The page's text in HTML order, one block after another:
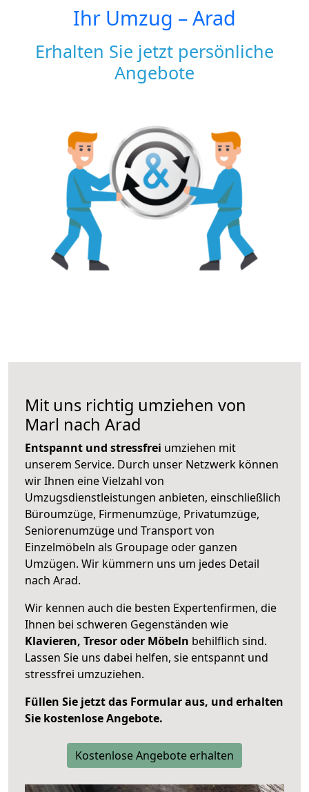
Ihr Umzug –Arad
Erhalten Sie jetzt persönliche
Angebote
Mit uns richtig umziehen von
Marl nach Arad
Entspannt und stressfrei umziehen mit
unserem Service. Durch unser Netzwerk können
wir Ihnen eine Vielzahl von
Umzugsdienstleistungen anbieten, einschließlich
Büroumzüge, Firmenumzüge, Privatumzüge,
Seniorenumzüge und Transport von
Einzelmöbeln als Groupage oder ganzen
Umzügen. Wir kümmern uns um jedes Detail
nach Arad.
Wir kennen auch die besten Expertenfirmen, die
Ihnen bei schweren Gegenständen wie
Klavieren, Tresor oder Möbeln behilflich sind.
Lassen Sie uns dabei helfen, sie entspannt und
stressfrei umzuziehen.
Füllen Sie jetzt das Formular aus, und erhalten
Sie kostenlose Angebote.
Kostenlose Angebote erhalten